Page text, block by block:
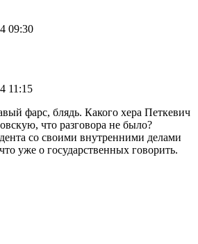
09:30
11:15
фарс, блядь. Какого хера Петкевич
что разговора не было?
со своими внутренними делами
уже о государственных говорить.